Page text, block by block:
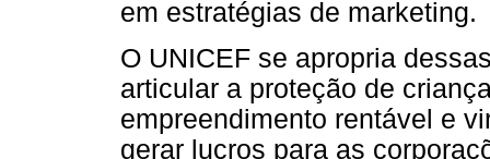
em estratégias de marketing.
O UNICEF se apropria
articular a proteção de
empreendimento rentável e
gerar lucros para as